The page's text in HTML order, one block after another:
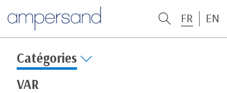
FR EN
Catégories
VAR